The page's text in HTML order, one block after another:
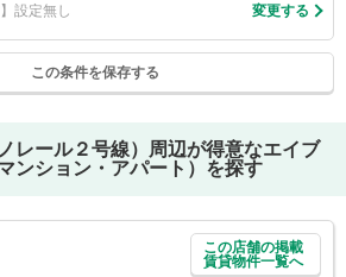
】設定無し 変更する
この条件を保存する
レール２号線）
周辺が得意なエイブ
ンション・アパート）を探す
この店舗の掲載
賃貸物件一覧へ